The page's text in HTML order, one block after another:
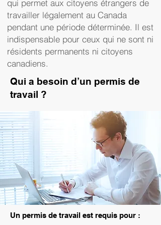
qui permet aux citoyens étrangers de
travailler légalement au Canada
pendant une période déterminée. Il est
indispensable pour ceux qui ne sont ni
résidents permanents ni citoyens
canadiens.
Qui a besoin d’un permis de
travail ?
Un permis de travail est requis pour :